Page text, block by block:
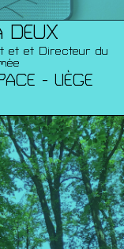
DEUX
et et Directeur du
- LIÈGE